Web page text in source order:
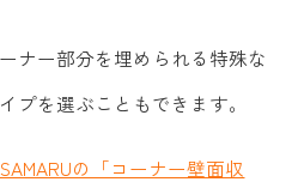
ナー部分を埋められる特殊な
プを選ぶこともできます。
の「コーナー壁面収